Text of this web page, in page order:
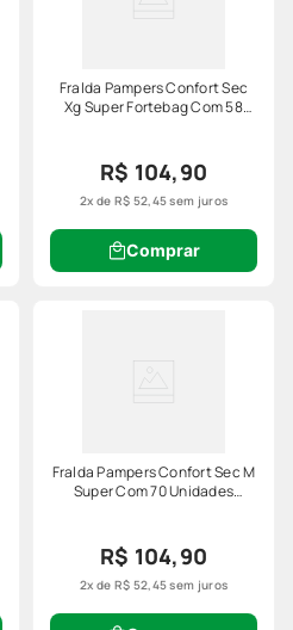
Fralda Pampers Confort Sec
Xg Super Fortebag Com 58
R$ 104,90
2x de R$ 52,45sem juros
Comprar
Fralda Pampers Confort Sec M
Super Com 70 Unidades
R$ 104,90
2x de R$ 52,45sem juros